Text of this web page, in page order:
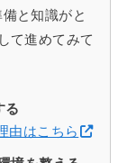
と知識がと
て進めてみて
る
由はこちら